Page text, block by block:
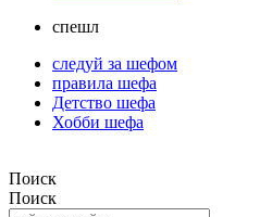
спешл
следуй за шефом
правила шефа
Детство шефа
Хобби шефа
Поиск
Поиск